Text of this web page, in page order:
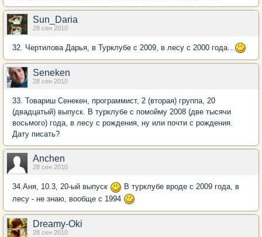
Sun_Daria
28 сен 2010
32. Чертилова Дарья, в Турклубе с 2009, в лесу с 2000 года...
Seneken
28 сен 2010
33. Товариш Сенекен, программист, 2 (вторая) группа, 20
(двадцатый) выпуск. В турклубе с помойму 2008 (две тысячи
восьмого) года, в лесу с рождения, ну или почти с рождения.
Дату писать?
Anchen
28 сен 2010
34.Аня, 10.3, 20-ый выпуск
В турклубе вроде с 2009 года, в
лесу - не знаю, вообще с 1994
Dreamy-Oki
28 сен 2010